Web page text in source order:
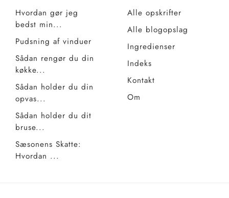
Hvordan gør jeg
bedst min...
Pudsning af vinduer
Sådan rengør du din
køkke...
Sådan holder du din
opvas...
Sådan holder du dit
bruse...
Sæsonens Skatte:
Hvordan ...
Alle opskrifter
Alle blogopslag
Ingredienser
Indeks
Kontakt
Om